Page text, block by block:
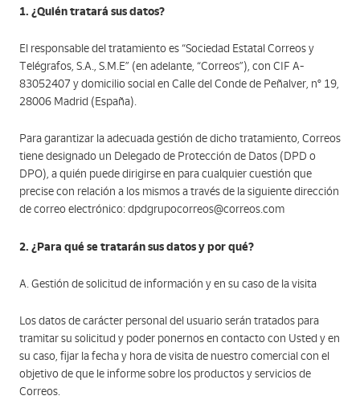
1. ¿Quién tratará sus datos?
El responsable del tratamiento es “Sociedad Estatal Correos y
Telégrafos, S.A., S.M.E” (en adelante, “Correos”), con CIF A-
83052407 y domicilio social en Calle del Conde de Peñalver, nº 19,
28006 Madrid (España).
Para garantizar la adecuada gestión de dicho tratamiento, Correos
tiene designado un Delegado de Protección de Datos (DPD o
DPO), a quién puede dirigirse en para cualquier cuestión que
precise con relación a los mismos a través de la siguiente dirección
de correo electrónico: dpdgrupocorreos@correos.com
2. ¿Para qué se tratarán sus datos y por qué?
A. Gestión de solicitud de información y en su caso de la visita
Los datos de carácter personal del usuario serán tratados para
tramitar su solicitud y poder ponernos en contacto con Usted y en
su caso, fijar la fecha y hora de visita de nuestro comercial con el
objetivo de que le informe sobre los productos y servicios de
Correos.